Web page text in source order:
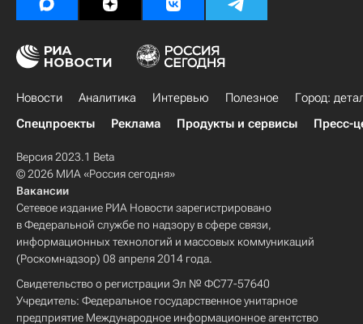
Новости Аналитика Интервью Полезное
Город:
Спецпроекты
Реклама Продукты и сервисы Пресс-
Версия 2023.1 Beta
© 2026 МИА «Россия сегодня»
Вакансии
Сетевое издание РИА Новости зарегистрировано
в Федеральной службе по надзору в сфере связи,
информационных технологий и массовых коммуникаций
(Роскомнадзор) 08 апреля 2014 года.
Свидетельство о регистрации Эл № ФС77-57640
Учредитель: Федеральное государственное унитарное
предприятие Международное информационное агентство